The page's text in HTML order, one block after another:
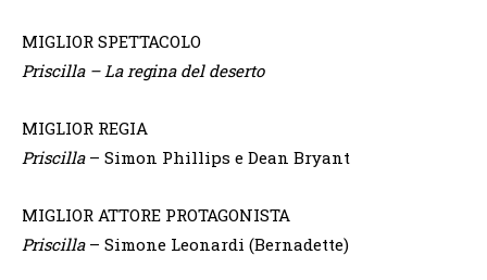
MIGLIOR SPETTACOLO
Priscilla – La regina del deserto
MIGLIOR REGIA
Priscilla– Simon Phillips e Dean Bryant
MIGLIOR ATTORE PROTAGONISTA
Priscilla– Simone Leonardi (Bernadette)